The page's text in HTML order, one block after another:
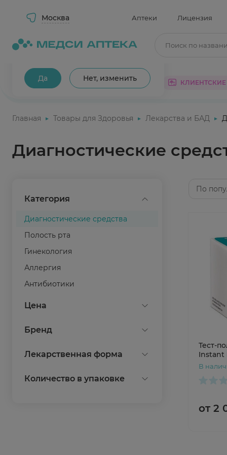
Москва
Ваш город Москва?
Да Нет, изменить
Аптеки Лицензия
Поиск по
КАТАЛОГ АКЦИИ
Главная Товары для Здоровья Лекарства и БАД
Диагностические
Категория
Диагностические средства
Полость рта
Гинекология
Аллергия
Антибиотики
Обезболивающие
Анестезия, реанимация
Геморрой
Средства от паразитов
Показать все
Цена
Бренд
Лекарственная форма
Количество в упаковке
По
Тест-
Instant
В
от 2